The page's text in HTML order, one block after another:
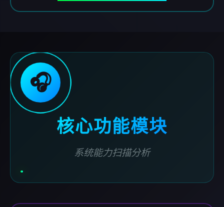
🎧
核心功能模块
系统能力扫描分析